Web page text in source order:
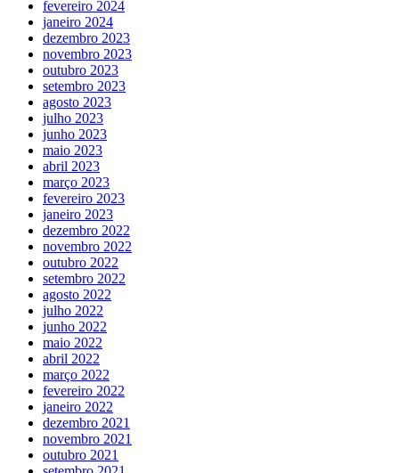
fevereiro 2024
janeiro 2024
dezembro 2023
novembro 2023
outubro 2023
setembro 2023
agosto 2023
julho 2023
junho 2023
maio 2023
abril 2023
março 2023
fevereiro 2023
janeiro 2023
dezembro 2022
novembro 2022
outubro 2022
setembro 2022
agosto 2022
julho 2022
junho 2022
maio 2022
abril 2022
março 2022
fevereiro 2022
janeiro 2022
dezembro 2021
novembro 2021
outubro 2021